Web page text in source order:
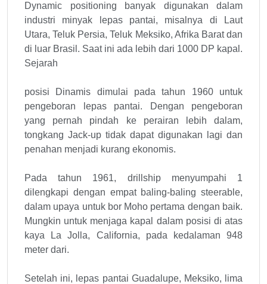
Dynamic positioning banyak digunakan dalam
industri minyak lepas pantai, misalnya di Laut
Utara, Teluk Persia, Teluk Meksiko, Afrika Barat dan
di luar Brasil. Saat ini ada lebih dari 1000 DP kapal.
Sejarah
posisi Dinamis dimulai pada tahun 1960 untuk
pengeboran lepas pantai. Dengan pengeboran
yang pernah pindah ke perairan lebih dalam,
tongkang Jack-up tidak dapat digunakan lagi dan
penahan menjadi kurang ekonomis.
Pada tahun 1961, drillship menyumpahi 1
dilengkapi dengan empat baling-baling steerable,
dalam upaya untuk bor Moho pertama dengan baik.
Mungkin untuk menjaga kapal dalam posisi di atas
kaya La Jolla, California, pada kedalaman 948
meter dari.
Setelah ini, lepas pantai Guadalupe, Meksiko, lima